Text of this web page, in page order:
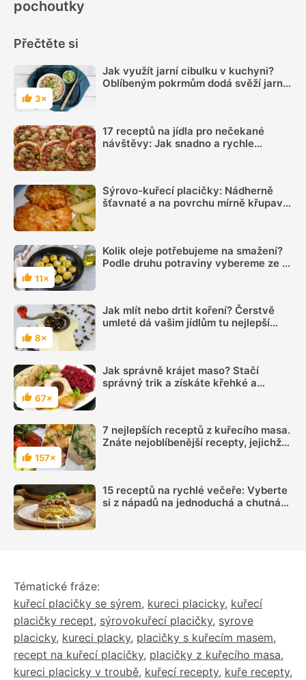
pochoutky
Přečtěte si
Hodnocení
3×
Jak využít jarní cibulku v kuchyni?
Oblíbeným pokrmům dodá svěží jarní
17 receptů na jídla pro nečekané
návštěvy: Jak snadno a rychle
Sýrovo-kuřecí placičky: Nádherně
šťavnaté a na povrchu mírně křupavé
Hodnocení
11×
Kolik oleje potřebujeme na smažení?
Podle druhu potraviny vybereme ze 3
Hodnocení
8×
Jak mlít nebo drtit koření? Čerstvě
umleté dá vašim jídlům tu nejlepší
Hodnocení
67×
Jak správně krájet maso? Stačí
správný trik a získáte křehké a
Hodnocení
157×
7 nejlepších receptů z kuřecího masa.
Znáte nejoblíbenější recepty, jejichž
15 receptů na rychlé večeře: Vyberte
si z nápadů na jednoduchá a chutná
Tématické fráze:
kuřecí placičky se sýrem, kureci placicky, kuřecí
placičky recept, sýrovokuřecí placičky, syrove
placicky, kureci placky, placičky s kuřecím masem,
recept na kuřecí placičky, placičky z kuřecího masa,
kureci placicky v troubě, kuřecí recepty, kuře recepty,